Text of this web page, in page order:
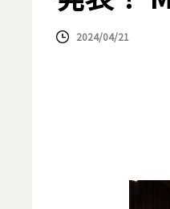
2024/04/21